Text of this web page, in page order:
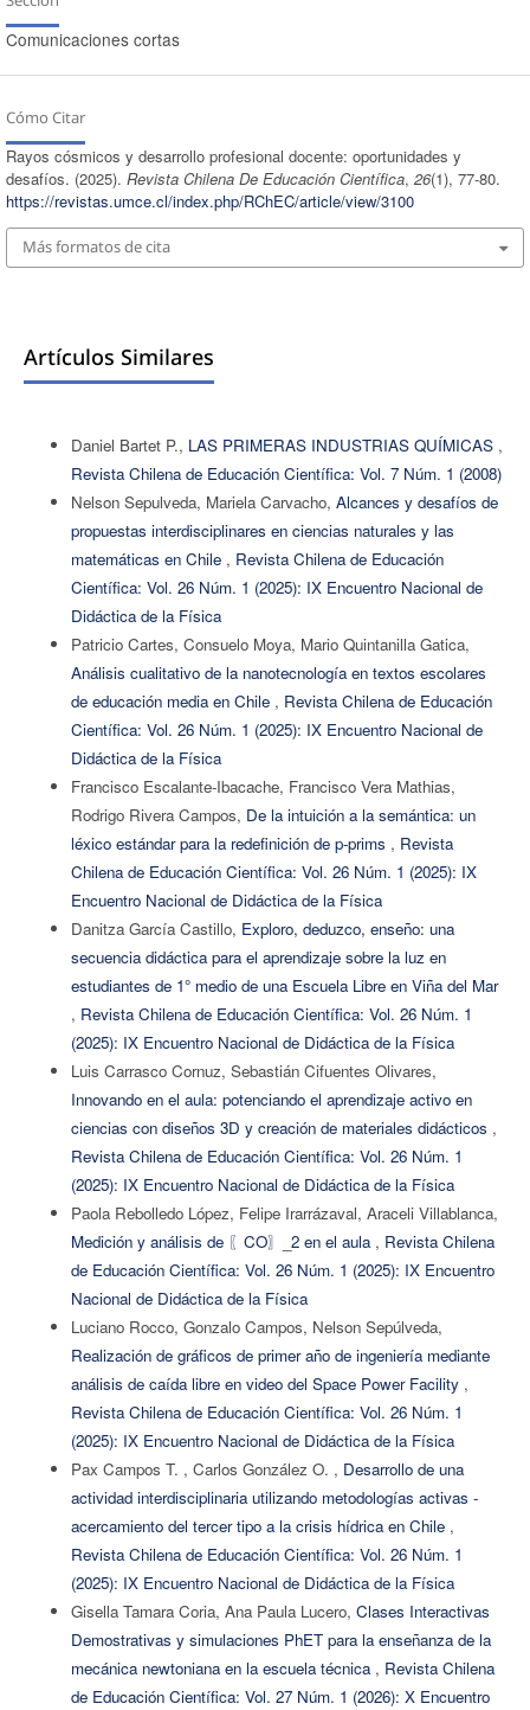
Comunicaciones cortas
Cómo Citar
Rayos cósmicos y desarrollo profesional docente: oportunidades y
desafíos. (2025). Revista Chilena De Educación Científica, 26(1), 77-80.
https://revistas.umce.cl/index.php/RChEC/article/view/3100
Más formatos de cita
Artículos Similares
Daniel Bartet P., LAS PRIMERAS INDUSTRIAS QUÍMICAS ,
Revista Chilena de Educación Científica: Vol. 7 Núm. 1 (2008)
Nelson Sepulveda, Mariela Carvacho, Alcances y desafíos de
propuestas interdisciplinares en ciencias naturales y las
matemáticas en Chile , Revista Chilena de Educación
Científica: Vol. 26 Núm. 1 (2025): IX Encuentro Nacional de
Didáctica de la Física
Patricio Cartes, Consuelo Moya, Mario Quintanilla Gatica,
Análisis cualitativo de la nanotecnología en textos escolares
de educación media en Chile , Revista Chilena de Educación
Científica: Vol. 26 Núm. 1 (2025): IX Encuentro Nacional de
Didáctica de la Física
Francisco Escalante-Ibacache, Francisco Vera Mathias,
Rodrigo Rivera Campos, De la intuición a la semántica: un
léxico estándar para la redefinición de p-prims , Revista
Chilena de Educación Científica: Vol. 26 Núm. 1 (2025): IX
Encuentro Nacional de Didáctica de la Física
Danitza García Castillo, Exploro, deduzco, enseño: una
secuencia didáctica para el aprendizaje sobre la luz en
estudiantes de 1° medio de una Escuela Libre en Viña del Mar
, Revista Chilena de Educación Científica: Vol. 26 Núm. 1
(2025): IX Encuentro Nacional de Didáctica de la Física
Luis Carrasco Cornuz, Sebastián Cifuentes Olivares,
Innovando en el aula: potenciando el aprendizaje activo en
ciencias con diseños 3D y creación de materiales didácticos ,
Revista Chilena de Educación Científica: Vol. 26 Núm. 1
(2025): IX Encuentro Nacional de Didáctica de la Física
Paola Rebolledo López, Felipe Irarrázaval, Araceli Villablanca,
Medición y análisis de 〖CO〗_2 en el aula , Revista Chilena
de Educación Científica: Vol. 26 Núm. 1 (2025): IX Encuentro
Nacional de Didáctica de la Física
Luciano Rocco, Gonzalo Campos, Nelson Sepúlveda,
Realización de gráficos de primer año de ingeniería mediante
análisis de caída libre en video del Space Power Facility ,
Revista Chilena de Educación Científica: Vol. 26 Núm. 1
(2025): IX Encuentro Nacional de Didáctica de la Física
Pax Campos T. , Carlos González O. , Desarrollo de una
actividad interdisciplinaria utilizando metodologías activas -
acercamiento del tercer tipo a la crisis hídrica en Chile ,
Revista Chilena de Educación Científica: Vol. 26 Núm. 1
(2025): IX Encuentro Nacional de Didáctica de la Física
Gisella Tamara Coria, Ana Paula Lucero, Clases Interactivas
Demostrativas y simulaciones PhET para la enseñanza de la
mecánica newtoniana en la escuela técnica , Revista Chilena
de Educación Científica: Vol. 27 Núm. 1 (2026): X Encuentro